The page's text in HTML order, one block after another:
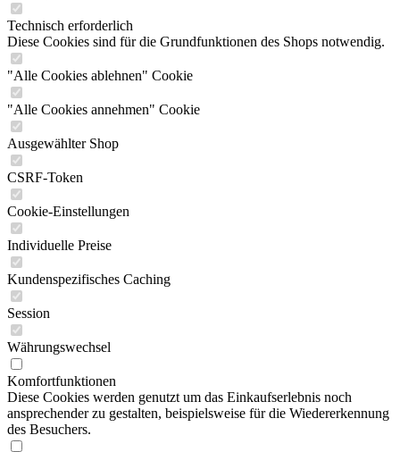
Technisch erforderlich
Diese Cookies sind für die Grundfunktionen des Shops notwendig.
"Alle Cookies ablehnen" Cookie
"Alle Cookies annehmen" Cookie
Ausgewählter Shop
CSRF-Token
Cookie-Einstellungen
Individuelle Preise
Kundenspezifisches Caching
Session
Währungswechsel
Komfortfunktionen
Diese Cookies werden genutzt um das Einkaufserlebnis noch
ansprechender zu gestalten, beispielsweise für die Wiedererkennung
des Besuchers.